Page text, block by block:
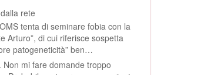
rete
tenta di seminare fobia con la
Arturo”, di cui riferisce sospetta
patogeneticità” ben…
Non mi fare domande troppo